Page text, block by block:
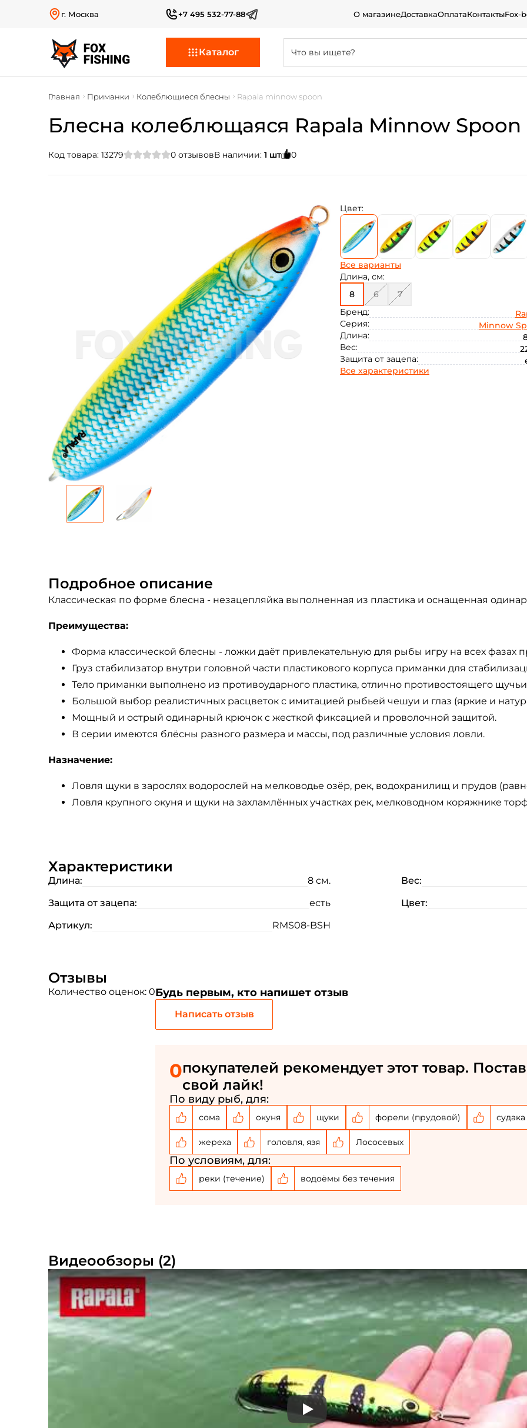
г. Москва +7 495 532-77-88 О магазинеДоставкаОплатаКонтактыFox-
Каталог
Главная Приманки Колеблющиеся блесны Rapala minnow spoon
Блесна колеблющаяся Rapala Minnow Spoon
Код товара: 13279 0 отзывовВ наличии: 1 шт 0
Цвет:
Все варианты
Длина, см:
8
6
7
Бренд:
Серия:
Minnow
Длина:
Вес:
Защита от зацепа:
Все характеристики
Подробное описание
Классическая по форме блесна - незацепляйка выполненная из пластика и оснащенная
Преимущества:
Форма классической блесны - ложки даёт привлекательную для рыбы игру на всех фазах
Груз стабилизатор внутри головной части пластикового корпуса приманки для
Тело приманки выполнено из противоударного пластика, отлично противостоящего
Большой выбор реалистичных расцветок с имитацией рыбьей чешуи и глаз (яркие и
Мощный и острый одинарный крючок с жесткой фиксацией и проволочной защитой.
В серии имеются блёсны разного размера и массы, под различные условия ловли.
Назначение:
Ловля щуки в зарослях водорослей на мелководье озёр, рек, водохранилищ и прудов
Ловля крупного окуня и щуки на захламлённых участках рек, мелководном коряжнике
Характеристики
Длина: 8 см.
Вес:
Защита от зацепа:
есть
Цвет:
Артикул:
RMS08-BSH
Отзывы
Количество оценок: 0Будь первым, кто напишет отзыв
Написать отзыв
0покупателей рекомендует этот товар.
свой лайк!
По виду рыб, для:
сома окуня щуки форели (прудовой) судака
жереха головля, язя Лососевых
По условиям, для:
реки (течение) водоёмы без течения
Видеообзоры (2)
Play
Email: *
Номер телефона: *
Придумайте пароль: *
Повторите пароль: *
Заполняя данную форму вы соглашаетесь на